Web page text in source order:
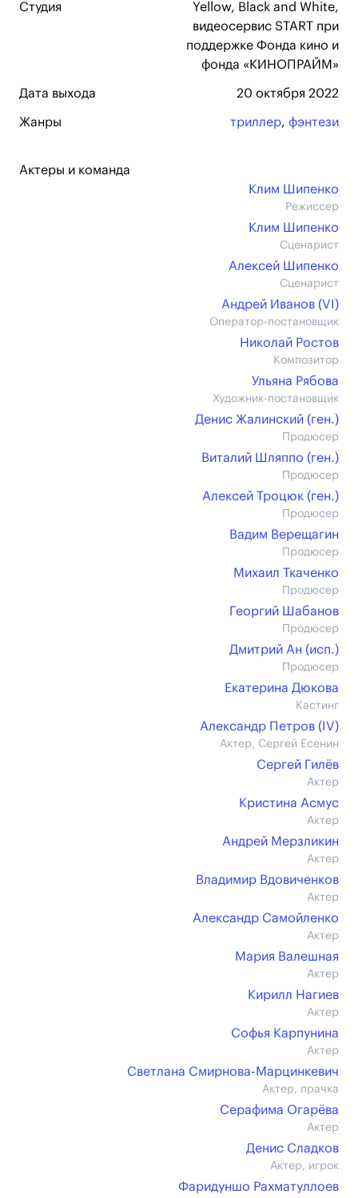
Студия
Yellow, Black and White,
видеосервис START при
поддержке Фонда кино и
фонда «КИНОПРАЙМ»
Дата выхода 20 октября 2022
Жанры триллер, фэнтези
Актеры и команда
Клим Шипенко
Режиссер
Клим Шипенко
Сценарист
Алексей Шипенко
Сценарист
Андрей Иванов (VI)
Оператор-постановщик
Николай Ростов
Композитор
Ульяна Рябова
Художник-постановщик
Денис Жалинский (ген.)
Продюсер
Виталий Шляппо (ген.)
Продюсер
Алексей Троцюк (ген.)
Продюсер
Вадим Верещагин
Продюсер
Михаил Ткаченко
Продюсер
Георгий Шабанов
Продюсер
Дмитрий Ан (иcп.)
Продюсер
Екатерина Дюкова
Кастинг
Александр Петров (IV)
Актер, Сергей Есенин
Сергей Гилёв
Актер
Кристина Асмус
Актер
Андрей Мерзликин
Актер
Владимир Вдовиченков
Актер
Александр Самойленко
Актер
Мария Валешная
Актер
Кирилл Нагиев
Актер
Софья Карпунина
Актер
Светлана Смирнова-Марцинкевич
Актер, прачка
Серафима Огарёва
Актер
Денис Сладков
Актер, игрок
Фаридуншо Рахматуллоев